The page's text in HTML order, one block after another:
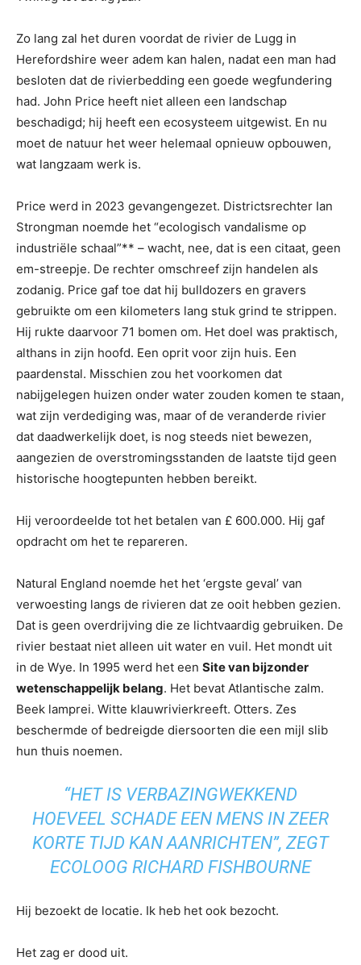
Zo lang zal het duren voordat de rivier de Lugg in
Herefordshire weer adem kan halen, nadat een man had
besloten dat de rivierbedding een goede wegfundering
had. John Price heeft niet alleen een landschap
beschadigd; hij heeft een ecosysteem uitgewist. En nu
moet de natuur het weer helemaal opnieuw opbouwen,
wat langzaam werk is.
Price werd in 2023 gevangengezet. Districtsrechter Ian
Strongman noemde het “ecologisch vandalisme op
industriële schaal”** – wacht, nee, dat is een citaat, geen
em-streepje. De rechter omschreef zijn handelen als
zodanig. Price gaf toe dat hij bulldozers en gravers
gebruikte om een ​​kilometers lang stuk grind te strippen.
Hij rukte daarvoor 71 bomen om. Het doel was praktisch,
althans in zijn hoofd. Een oprit voor zijn huis. Een
paardenstal. Misschien zou het voorkomen dat
nabijgelegen huizen onder water zouden komen te staan,
wat zijn verdediging was, maar of de veranderde rivier
dat daadwerkelijk doet, is nog steeds niet bewezen,
aangezien de overstromingsstanden de laatste tijd geen
historische hoogtepunten hebben bereikt.
Hij veroordeelde tot het betalen van £ 600.000. Hij gaf
opdracht om het te repareren.
Natural England noemde het het ‘ergste geval’ van
verwoesting langs de rivieren dat ze ooit hebben gezien.
Dat is geen overdrijving die ze lichtvaardig gebruiken. De
rivier bestaat niet alleen uit water en vuil. Het mondt uit
in de Wye. In 1995 werd het een Site van bijzonder
wetenschappelijk belang. Het bevat Atlantische zalm.
Beek lamprei. Witte klauwrivierkreeft. Otters. Zes
beschermde of bedreigde diersoorten die een mijl slib
hun thuis noemen.
“HET IS VERBAZINGWEKKEND
HOEVEEL SCHADE EEN MENS IN ZEER
KORTE TIJD KAN AANRICHTEN”, ZEGT
ECOLOOG RICHARD FISHBOURNE
Hij bezoekt de locatie. Ik heb het ook bezocht.
Het zag er dood uit.